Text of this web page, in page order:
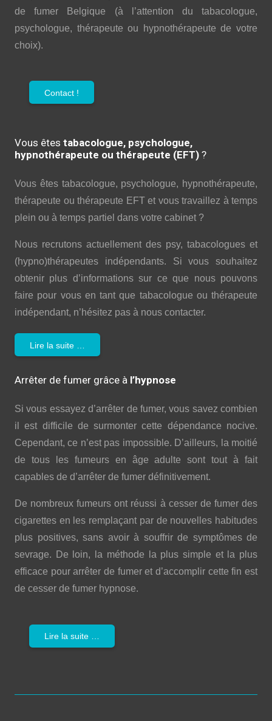
de fumer Belgique (à l’attention du tabacologue,
psychologue, thérapeute ou hypnothérapeute de votre
choix).
Contact !
Vous êtes tabacologue, psychologue,
hypnothérapeute ou thérapeute (EFT) ?
Vous êtes tabacologue, psychologue, hypnothérapeute,
thérapeute ou thérapeute EFT et vous travaillez à temps
plein ou à temps partiel dans votre cabinet ?
Nous recrutons actuellement des psy, tabacologues et
(hypno)thérapeutes indépendants. Si vous souhaitez
obtenir plus d’informations sur ce que nous pouvons
faire pour vous en tant que tabacologue ou thérapeute
indépendant, n’hésitez pas à nous contacter.
Lire la suite …
Arrêter de fumer grâce à l’hypnose
Si vous essayez d’arrêter de fumer, vous savez combien
il est difficile de surmonter cette dépendance nocive.
Cependant, ce n’est pas impossible. D’ailleurs, la moitié
de tous les fumeurs en âge adulte sont tout à fait
capables de d’arrêter de fumer définitivement.
De nombreux fumeurs ont réussi à cesser de fumer des
cigarettes en les remplaçant par de nouvelles habitudes
plus positives, sans avoir à souffrir de symptômes de
sevrage. De loin, la méthode la plus simple et la plus
efficace pour arrêter de fumer et d’accomplir cette fin est
de cesser de fumer hypnose.
Lire la suite …